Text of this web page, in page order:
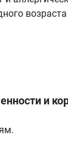
и